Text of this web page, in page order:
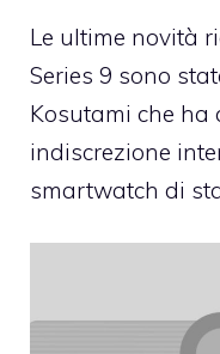
Le ultime novità
Series 9 sono
Kosutami che ha
indiscrezione
smartwatch di